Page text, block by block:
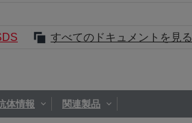
すべてのドキュメントを見る
体情報 関連製品